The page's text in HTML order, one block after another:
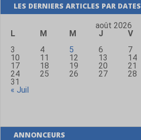
LES DERNIERS ARTICLES PAR DATES
août 2026
L
M M J V
3
4 5 6 7
10
11 12 13 14
17
18 19 20 21
24
25 26 27 28
31
« Juil
ANNONCEURS